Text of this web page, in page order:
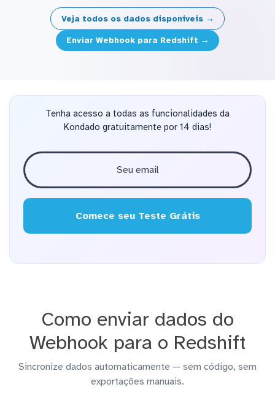
Veja todos os dados disponíveis →
Enviar Webhook para Redshift →
Tenha acesso a todas as funcionalidades da
Kondado gratuitamente por 14 dias!
Comece seu Teste Grátis
Como enviar dados do
Webhook para o Redshift
Sincronize dados automaticamente — sem código, sem
exportações manuais.